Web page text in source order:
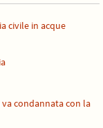
civile in acque
va condannata con la